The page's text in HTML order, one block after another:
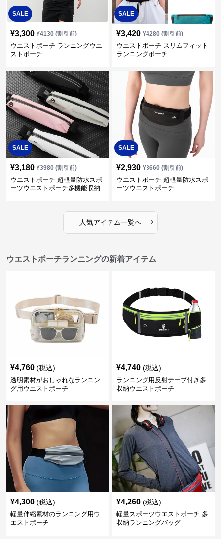
SALE
¥3,300 ¥4130(割引前)
ウエストポーチ ランニングウエ
ストポーチ
SALE
¥3,420 ¥4280(割引前)
ウエストポーチ スリムフィット
ランニングポーチ
SALE
¥3,180 ¥3980(割引前)
ウエストポーチ 超軽量防水スポ
ーツウエストポーチ多機能収納
SALE
¥2,930 ¥3660(割引前)
ウエストポーチ 超軽量防水スポ
ーツウエストポーチ
人気アイテム一覧へ ›
ウエストポーチランニングの新着アイテム
¥4,760 (税込)
透明素材がおしゃれなランニン
グ用ウエストポーチ
¥4,740 (税込)
ランニング用反射テープ付き多
収納ウエストポーチ
¥4,300 (税込)
軽量伸縮素材のランニング用ウ
エストポーチ
¥4,260 (税込)
軽量スポーツウエストポーチ 多
収納ランニングバッグ